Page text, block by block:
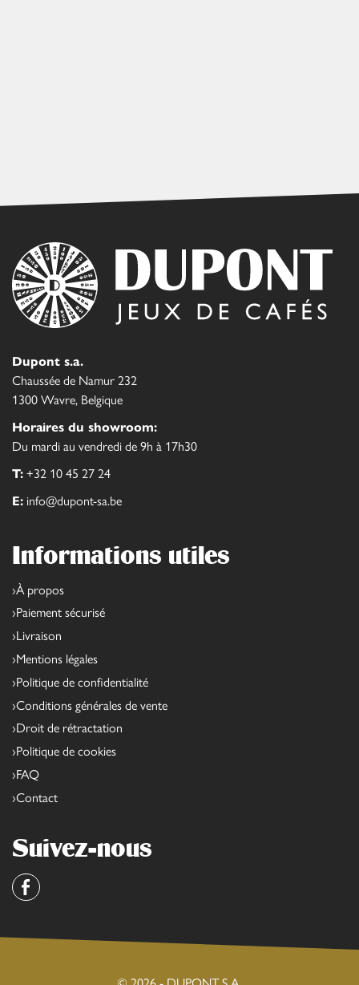
Dupont s.a.
Chaussée de Namur 232
1300 Wavre, Belgique
Horaires du showroom:
Du mardi au vendredi de 9h à 17h30
T: +32 10 45 27 24
E: info@dupont-sa.be
Informations utiles
À propos
Paiement sécurisé
Livraison
Mentions légales
Politique de confidentialité
Conditions générales de vente
Droit de rétractation
Politique de cookies
FAQ
Contact
Suivez-nous
Facebook